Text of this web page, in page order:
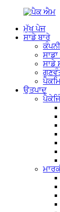
ਮੁੱਖ ਪੇਜ
ਸਾਡੇ ਬਾਰੇ
ਸਾਡੇ
ਉਤਪਾਦ